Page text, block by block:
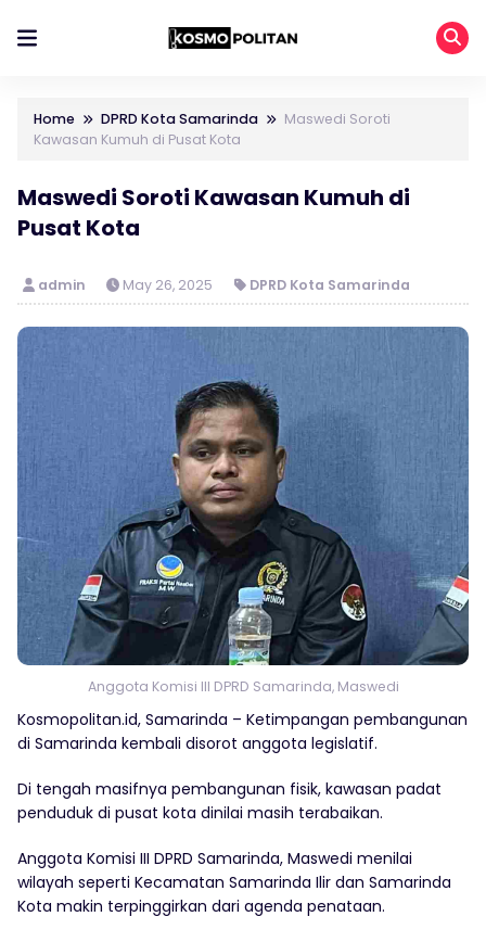
Home DPRD Kota Samarinda
Maswedi Soroti
Kawasan Kumuh di Pusat Kota
Maswedi Soroti Kawasan Kumuh di
Pusat Kota
admin May 26, 2025 DPRD Kota Samarinda
Anggota Komisi III DPRD Samarinda, Maswedi
Kosmopolitan.id, Samarinda – Ketimpangan pembangunan
di Samarinda kembali disorot anggota legislatif.
Di tengah masifnya pembangunan fisik, kawasan padat
penduduk di pusat kota dinilai masih terabaikan.
Anggota Komisi III DPRD Samarinda, Maswedi menilai
wilayah seperti Kecamatan Samarinda Ilir dan Samarinda
Kota makin terpinggirkan dari agenda penataan.